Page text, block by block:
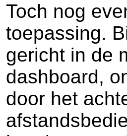
Toch nog
toepassing.
gericht in de
dashboard,
door het